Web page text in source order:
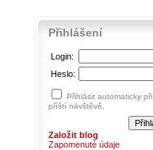
Přihlášení
Login:
Heslo:
Přihlásit automaticky při
příští návštěvě.
Založit blog
Zapomenuté údaje